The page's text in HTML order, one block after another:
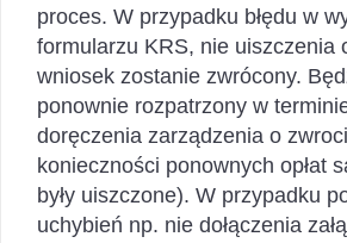
proces. W przypadku błędu w
formularzu KRS, nie uiszczenia
wniosek zostanie zwrócony.
ponownie rozpatrzony w
doręczenia zarządzenia o
konieczności ponownych opłat
były uiszczone). W przypadku
uchybień np. nie dołączenia